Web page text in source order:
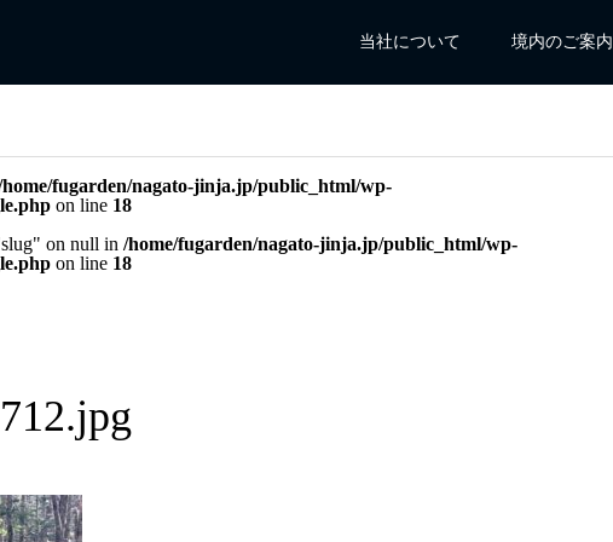
当社について 境内のご案内
fugarden/nagato-jinja.jp/public_html/wp-
on line 18
on null in /home/fugarden/nagato-jinja.jp/public_html/wp-
on line 18